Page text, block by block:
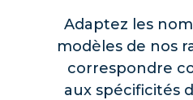
Adaptez les
modèles de nos
correspondre
aux spécificités